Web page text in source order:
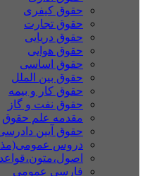
حقوق کیفری
حقوق تجارت
حقوق دریایی
حقوق هوایی
حقوق اساسی
حقوق بین الملل
حقوق کار و بیمه
حقوق نفت و گاز
مقدمه علم حقوق
حقوق آیین
دروس
فارسی عمومی